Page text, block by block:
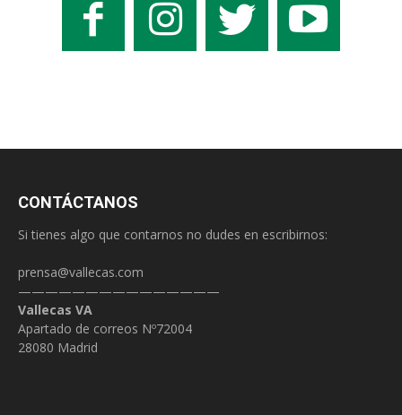
CONTÁCTANOS
Si tienes algo que contarnos no dudes en escribirnos:
prensa@vallecas.com
———————————————
Vallecas VA
Apartado de correos Nº72004
28080 Madrid